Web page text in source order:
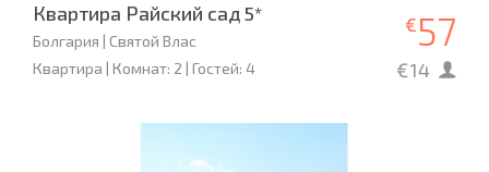
Квартира Райский сад 5*
Болгария | Святой Влас
Квартира | Комнат: 2 | Гостей: 4
€57
€14